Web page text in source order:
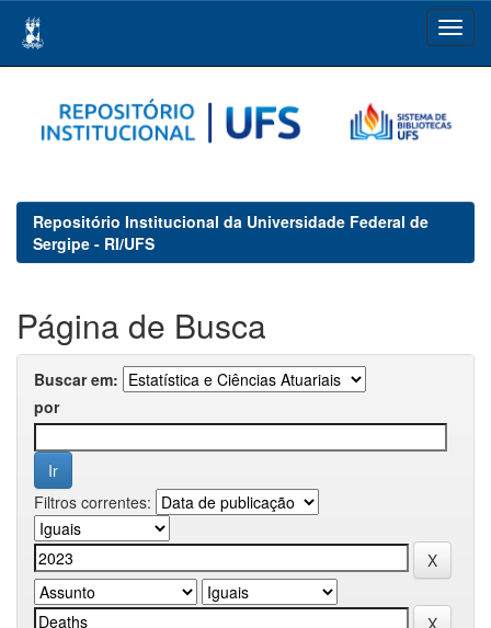
navigation
Repositório Institucional da Universidade Federal de
Sergipe - RI/UFS
Página de Busca
Buscar em:
por
Filtros correntes: